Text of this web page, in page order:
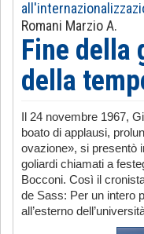
Romani Marzio A.
Fine della
della
Il 24 novembre 1967,
boato di applausi,
ovazione», si presentò
goliardi chiamati a
Bocconi. Così il
de Sass: Per un intero
all’esterno